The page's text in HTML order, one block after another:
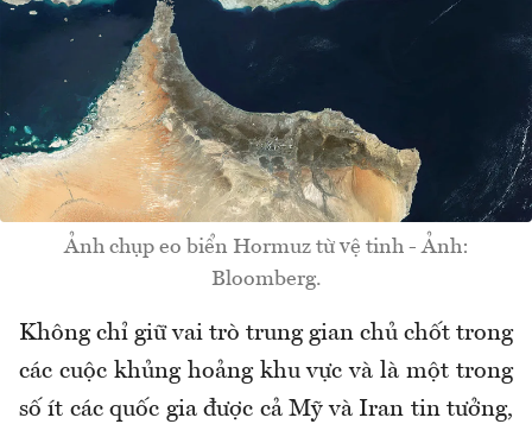
Ảnh chụp eo biển Hormuz từ vệ tinh - Ảnh:
Bloomberg.
Không chỉ giữ vai trò trung gian chủ chốt trong
các cuộc khủng hoảng khu vực và là một trong
số ít các quốc gia được cả Mỹ và Iran tin tưởng,